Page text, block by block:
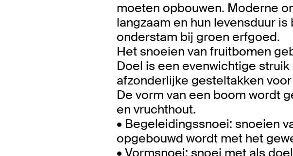
moeten opbouwen. Moderne
langzaam en hun levensduur
onderstam bij groen erfgoed.
Het snoeien van fruitbomen
Doel is een evenwichtige
afzonderlijke gesteltakken
De vorm van een boom wordt
en vruchthout.
• Begeleidingssnoei: snoeien
opgebouwd wordt met het